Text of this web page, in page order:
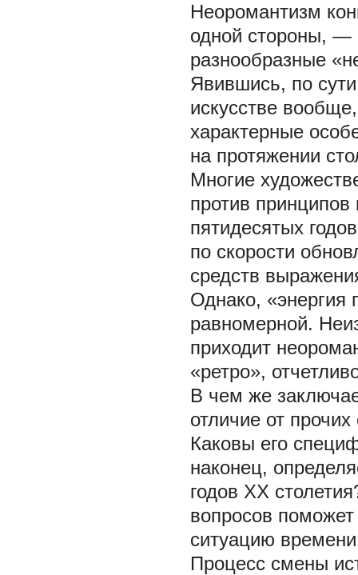
Неоромантизм
одной стороны, —
разнообразные
Явившись, по
искусстве
характерные
на протяжении
Многие
против принципов
пятидесятых
по скорости
средств
Однако, «энергия
равномерной.
приходит
«ретро»,
В чем же
отличие от
Каковы его
наконец,
годов XX
вопросов
ситуацию
Процесс смены